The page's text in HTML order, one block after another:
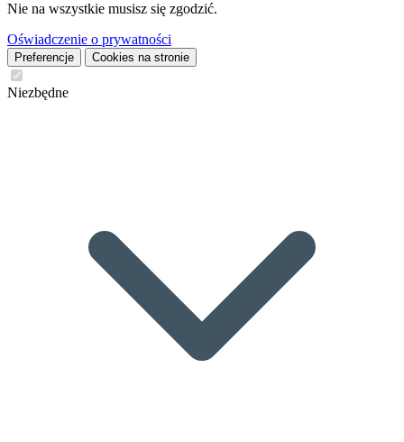
Nie na wszystkie musisz się zgodzić.
Oświadczenie o prywatności
Preferencje Cookies na stronie
Niezbędne